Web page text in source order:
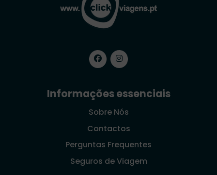
Informações essenciais
Sobre Nós
Contactos
Perguntas Frequentes
Seguros de Viagem